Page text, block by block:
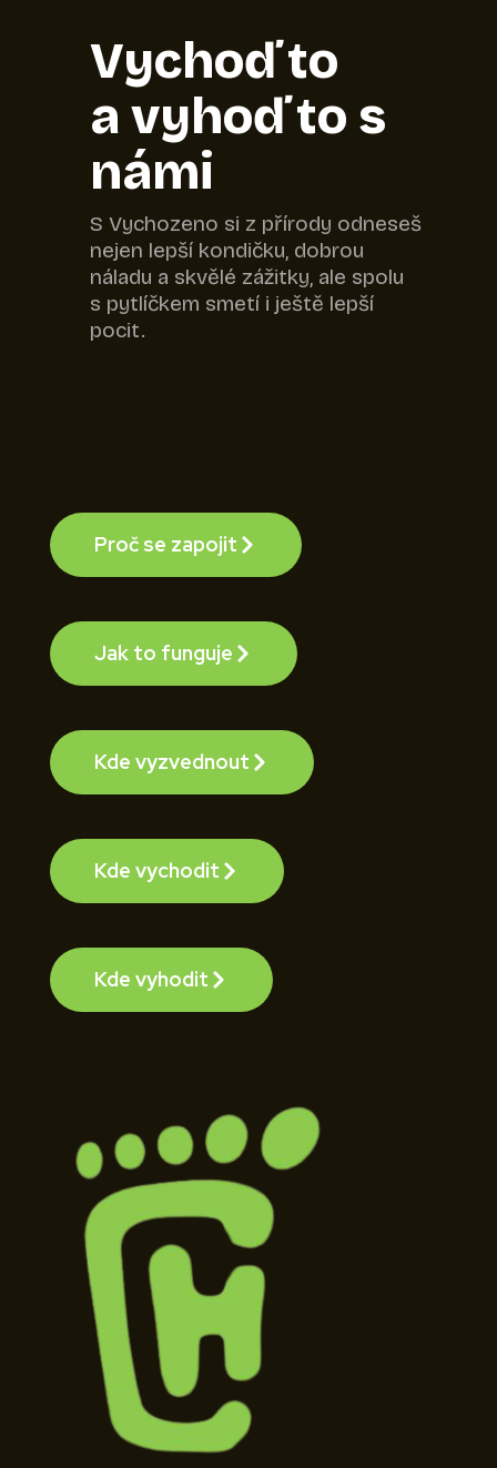
Vychoď to
a vyhoď to s
námi
S Vychozeno si z přírody odneseš
nejen lepší kondičku, dobrou
náladu a skvělé zážitky, ale spolu
s pytlíčkem smetí i ještě lepší
pocit.
Proč se zapojit
Jak to funguje
Kde vyzvednout
Kde vychodit
Kde vyhodit